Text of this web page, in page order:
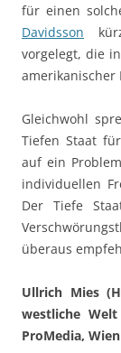
für einen
Davidsson
vorgelegt, die
amerikanischer
Gleichwohl
Tiefen Staat
auf ein
individuellen
Der Tiefe
überaus
Ullrich Mies
westliche
ProMedia,